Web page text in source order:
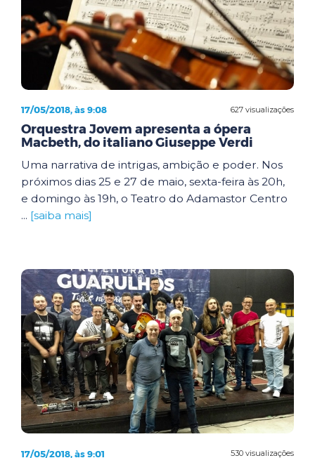
627 visualizações
17/05/2018, às 9:08
Orquestra Jovem apresenta a ópera
Macbeth, do italiano Giuseppe Verdi
Uma narrativa de intrigas, ambição e poder. Nos
próximos dias 25 e 27 de maio, sexta-feira às 20h,
e domingo às 19h, o Teatro do Adamastor Centro
... [saiba mais]
530 visualizações
17/05/2018, às 9:01